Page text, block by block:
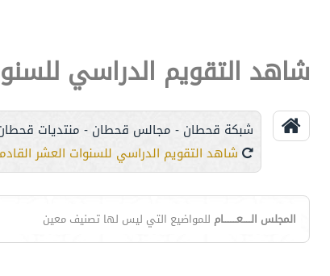
شاهد التقويم الدراسي
شبكة قحطان - مجالس قحطان - منتديات
شاهد التقويم الدراسي للسنوات العشر
المجلس الـــــعــــــــام للمواضيع التي ليس لها تصنيف معين